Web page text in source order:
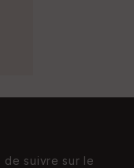
de suivre sur le